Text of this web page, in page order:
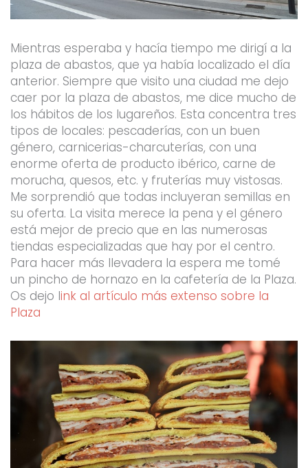
Mientras esperaba y hacía tiempo me dirigí a la
plaza de abastos, que ya había localizado el día
anterior. Siempre que visito una ciudad me dejo
caer por la plaza de abastos, me dice mucho de
los hábitos de los lugareños. Esta concentra tres
tipos de locales: pescaderías, con un buen
género, carnicerias-charcuterías, con una
enorme oferta de producto ibérico, carne de
morucha, quesos, etc. y fruterías muy vistosas.
Me sorprendió que todas incluyeran semillas en
su oferta. La visita merece la pena y el género
está mejor de precio que en las numerosas
tiendas especializadas que hay por el centro.
Para hacer más llevadera la espera me tomé
un pincho de hornazo en la cafetería de la Plaza.
Os dejo link al artículo más extenso sobre la
Plaza